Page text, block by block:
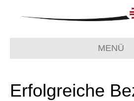
MENÜ
Erfolgreiche